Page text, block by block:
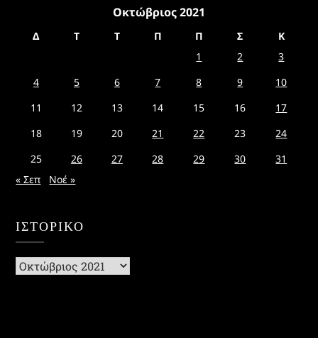
Οκτώβριος 2021
Δ Τ Τ Π Π Σ
Κ
1
2
3
4
5 6 7 8 9
10
11
12 13 14 15 16
17
18
19 20 21 22 23
24
25
26 27 28 29 30
31
« Σεπ
Νοέ »
ΙΣΤΟΡΙΚΌ
Ιστορικό